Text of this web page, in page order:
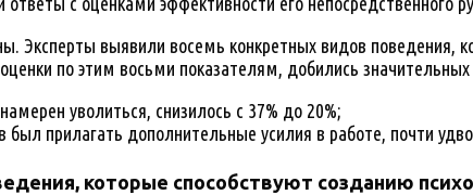
Эксперты выявили восемь конкретных видов поведения,
по этим восьми показателям, добились
уволиться, снизилось с 37% до 20%;
был прилагать дополнительные усилия в работе, почти
которые способствуют созданию